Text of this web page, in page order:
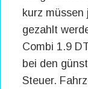
kurz
gezahlt
Combi 1.9
bei den
Steuer.